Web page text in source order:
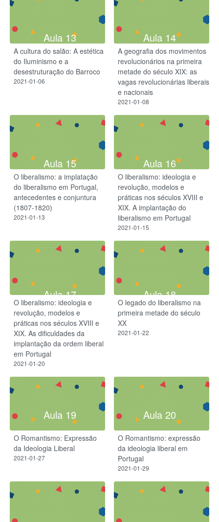
Aula 13
A cultura do salão: A estética
do Iluminismo e a
desestruturação do Barroco
2021-01-06
Aula 14
A geografia dos movimentos
revolucionários na primeira
metade do século XIX: as
vagas revolucionárias liberais
e nacionais
2021-01-08
Aula 15
O liberalismo: a implatação
do liberalismo em Portugal,
antecedentes e conjuntura
(1807-1820)
2021-01-13
Aula 16
O liberalismo: ideologia e
revolução, modelos e
práticas nos séculos XVIII e
XIX. A implantação do
liberalismo em Portugal
2021-01-15
Aula 17
O liberalismo: ideologia e
revolução, modelos e
práticas nos séculos XVIII e
XIX. As dificuldades da
implantação da ordem liberal
em Portugal
2021-01-20
Aula 18
O legado do liberalismo na
primeira metade do século
XX
2021-01-22
Aula 19
O Romantismo: Expressão
da Ideologia Liberal
2021-01-27
Aula 20
O Romantismo: expressão
da ideologia liberal em
Portugal
2021-01-29